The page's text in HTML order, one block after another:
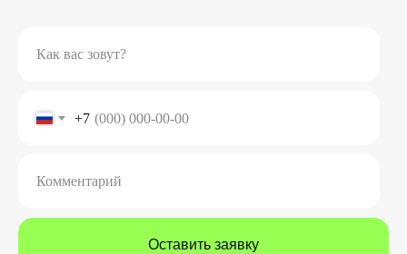
Как вас зовут?
+7
Комментарий
Оставить заявку